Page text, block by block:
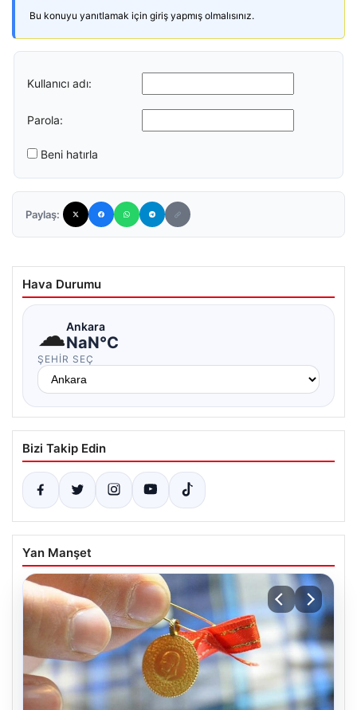
Bu konuyu yanıtlamak için giriş yapmış olmalısınız.
Kullanıcı adı:
Parola:
Beni hatırla
Paylaş:
Hava Durumu
☁Ankara
NaN°C
ŞEHIR SEÇ
Bizi Takip Edin
Yan Manşet